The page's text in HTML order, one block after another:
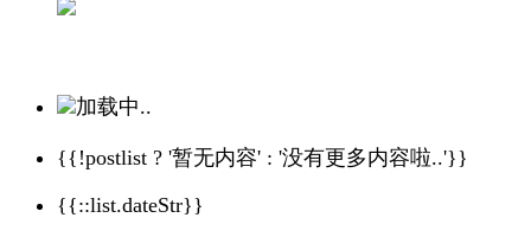
加载中..
{{!postlist ? '暂无内容' : '没有更多内容啦..'}}
{{::list.dateStr}}